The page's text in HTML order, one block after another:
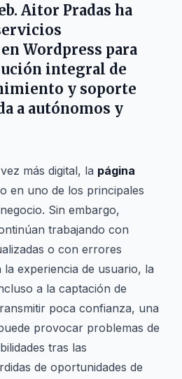
Aitor Pradas ha
Wordpress para
integral de
y soporte
a autónomos y
más digital, la página
en uno de los principales
Sin embargo,
trabajando con
o con errores
experiencia de usuario, la
a la captación de
poca confianza, una
provocar problemas de
tras las
de oportunidades de